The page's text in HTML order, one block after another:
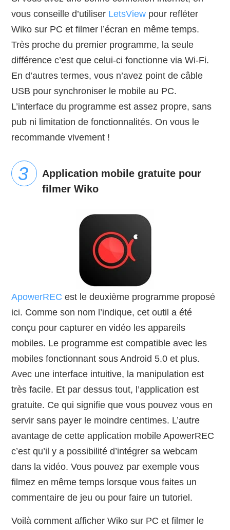
vous conseille d’utiliser LetsView pour refléter
Wiko sur PC et filmer l’écran en même temps.
Très proche du premier programme, la seule
différence c’est que celui-ci fonctionne via Wi-Fi.
En d’autres termes, vous n’avez point de câble
USB pour synchroniser le mobile au PC.
L’interface du programme est assez propre, sans
pub ni limitation de fonctionnalités. On vous le
recommande vivement !
Application mobile gratuite pour
filmer Wiko
ApowerREC est le deuxième programme proposé
ici. Comme son nom l’indique, cet outil a été
conçu pour capturer en vidéo les appareils
mobiles. Le programme est compatible avec les
mobiles fonctionnant sous Android 5.0 et plus.
Avec une interface intuitive, la manipulation est
très facile. Et par dessus tout, l’application est
gratuite. Ce qui signifie que vous pouvez vous en
servir sans payer le moindre centimes. L’autre
avantage de cette application mobile ApowerREC
c’est qu’il y a possibilité d’intégrer sa webcam
dans la vidéo. Vous pouvez par exemple vous
filmez en même temps lorsque vous faites un
commentaire de jeu ou pour faire un tutoriel.
Voilà comment afficher Wiko sur PC et filmer le